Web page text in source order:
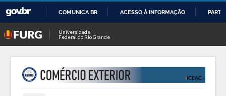
O
CONTEÚDO
COMUNICA BR ACESSO À INFORMAÇÃO
Universidade
Federal do Rio Grande